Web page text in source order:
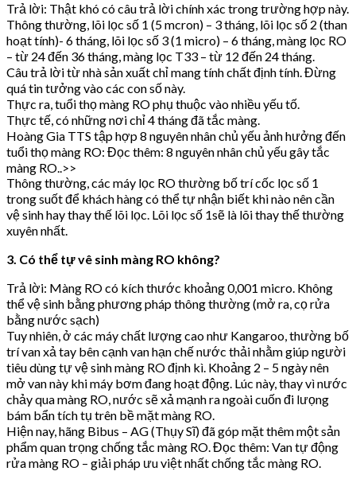
Trả lời: Thật khó có câu trả lời chính xác trong trường hợp này.
Thông thường, lõi lọc số 1 (5 mcron) – 3 tháng, lõi lọc số 2 (than
hoạt tính)- 6 tháng, lõi lọc số 3 (1 micro) – 6 tháng, màng lọc RO
– từ 24 đến 36 tháng, màng lọc T33 – từ 12 đến 24 tháng.
Câu trả lời từ nhà sản xuất chỉ mang tính chất định tính. Đừng
quá tin tưởng vào các con số này.
Thực ra, tuổi thọ màng RO phụ thuộc vào nhiều yếu tố.
Thực tế, có những nơi chỉ 4 tháng đã tắc màng.
Hoàng Gia TTS tập hợp 8 nguyên nhân chủ yếu ảnh hưởng đến
tuổi thọ màng RO: Đọc thêm: 8 nguyên nhân chủ yếu gây tắc
màng RO..>>
Thông thường, các máy lọc RO thường bố trí cốc lọc số 1
trong suốt để khách hàng có thể tự nhận biết khi nào nên cần
vệ sinh hay thay thế lõi lọc. Lõi lọc số 1sẽ là lõi thay thế thường
xuyên nhất.
3. Có thể tự vê sinh màng RO không?
Trả lời: Màng RO có kích thước khoảng 0,001 micro. Không
thể vệ sinh bằng phương pháp thông thường (mở ra, cọ rửa
bằng nước sạch)
Tuy nhiên, ở các máy chất lượng cao như Kangaroo, thường bố
trí van xả tay bên cạnh van hạn chế nước thải nhằm giúp người
tiêu dùng tự vệ sinh màng RO định kì. Khoảng 2 – 5 ngày nên
mở van này khi máy bơm đang hoạt động. Lúc này, thay vì nước
chảy qua màng RO, nước sẽ xả mạnh ra ngoài cuốn đi lưọng
bám bẩn tích tụ trên bề mặt màng RO.
Hiện nay, hãng Bibus – AG (Thụy Sĩ) đã góp mặt thêm một sản
phẩm quan trọng chống tắc màng RO. Đọc thêm: Van tự động
rửa màng RO – giải pháp ưu việt nhất chống tắc màng RO.